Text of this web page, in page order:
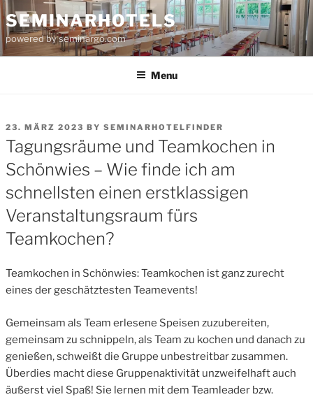
Skip
to
content
SEMINARHOTELS
powered by seminargo.com
Menu
POSTED
ON
23. MÄRZ 2023 BY SEMINARHOTELFINDER
Tagungsräume und Teamkochen in
Schönwies – Wie finde ich am
schnellsten einen erstklassigen
Veranstaltungsraum fürs
Teamkochen?
Teamkochen in Schönwies: Teamkochen ist ganz zurecht
eines der geschätztesten Teamevents!
Gemeinsam als Team erlesene Speisen zuzubereiten,
gemeinsam zu schnippeln, als Team zu kochen und danach zu
genießen, schweißt die Gruppe unbestreitbar zusammen.
Überdies macht diese Gruppenaktivität unzweifelhaft auch
äußerst viel Spaß! Sie lernen mit dem Teamleader bzw.